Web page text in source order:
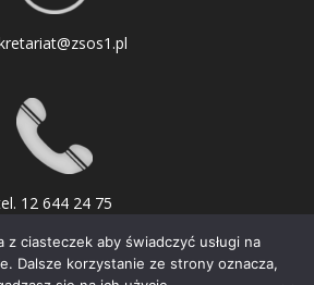
12 644 24 75
z ciasteczek aby świadczyć usługi na
Dalsze korzystanie ze strony oznacza,